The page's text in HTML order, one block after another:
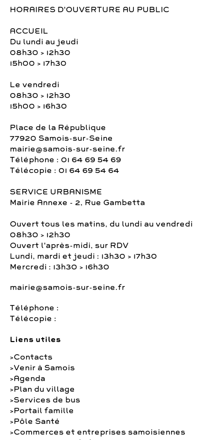
HORAIRES D'OUVERTURE AU PUBLIC
ACCUEIL
Du lundi au jeudi
08h30 > 12h30
15h00 > 17h30
Le vendredi
08h30 > 12h30
15h00 > 16h30
Place de la République
77920 Samois-sur-Seine
mairie@samois-sur-seine.fr
Téléphone : 01 64 69 54 69
Télécopie : 01 64 69 54 64
SERVICE URBANISME
Mairie Annexe - 2, Rue Gambetta
Ouvert tous les matins, du lundi au vendredi
08h30 > 12h30
Ouvert l'après-midi, sur RDV
Lundi, mardi et jeudi : 13h30 > 17h30
Mercredi : 13h30 > 16h30
mairie@samois-sur-seine.fr
Téléphone :
Télécopie :
Liens utiles
Contacts
Venir à Samois
Agenda
Plan du village
Services de bus
Portail famille
Pôle Santé
Commerces et entreprises samoisiennes